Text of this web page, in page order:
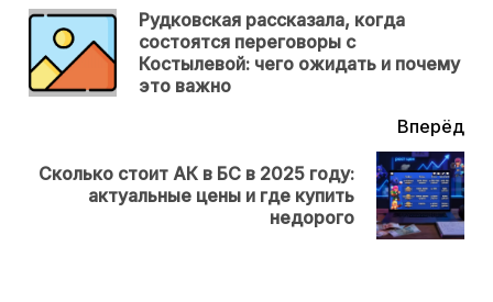
еще
Рудковская рассказала, когда
состоятся переговоры с
Костылевой: чего ожидать и почему
это важно
Вперёд
Next
Сколько стоит АК в БС в 2025 году:
актуальные цены и где купить
недорого